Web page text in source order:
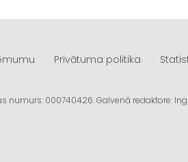
Privātuma politika
numurs: 000740426. Galvenā redaktore: